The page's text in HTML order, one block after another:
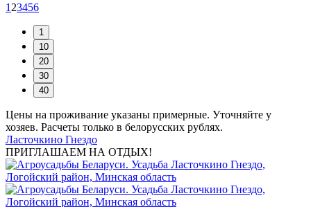
1 23456
Цены на проживание указаны примерные. Уточняйте у
хозяев. Расчеты только в белорусских рублях.
Ласточкино Гнездо
ПРИГЛАШАЕМ НА ОТДЫХ!